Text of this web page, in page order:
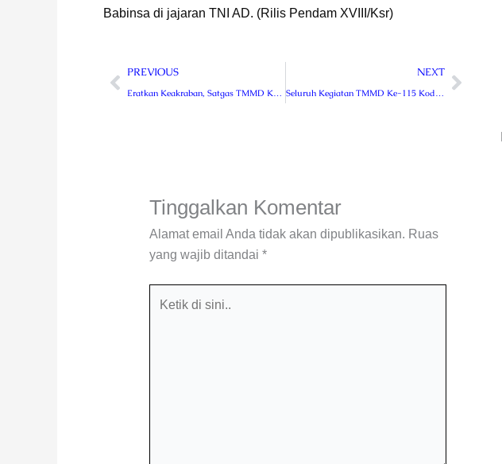
Babinsa di jajaran TNI AD. (Rilis Pendam XVIII/Ksr)
Prev
PREVIOUS NEXTNext
Tinggalkan Komentar
Alamat email Anda tidak akan dipublikasikan. Ruas
yang wajib ditandai *